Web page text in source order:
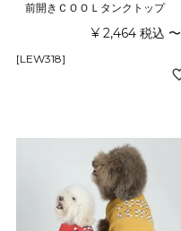
前開きＣＯＯＬタンクトップ
¥ 2,464 税込 〜
[LEW318]